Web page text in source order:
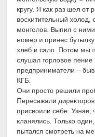
кругу. Я как раз шел
восхитительный холод,
монголов. Выпил с
номер и принес
хлеб и сало. Потом мы
слушал горловое пение
предприниматели –
КГБ.
Они просто решили
Пересажали
присвоили себе. Узнав,
кланялись. Только
пытался смотреть на